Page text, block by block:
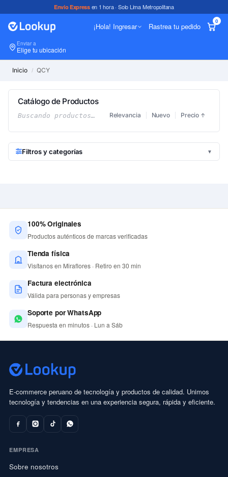
Envío Expressen 1 hora · Solo Lima Metropolitana
¡Hola! Ingresar Rastrea tu pedido
0
Enviar a
Elige tu ubicación
Inicio / QCY
Catálogo de Productos
Buscando productos… Relevancia Nuevo Precio ↑
Filtros y categorías ▼
100% Originales
Productos auténticos de marcas verificadas
Tienda física
Visítanos en Miraflores · Retiro en 30 min
Factura electrónica
Válida para personas y empresas
Soporte por WhatsApp
Respuesta en minutos · Lun a Sáb
E-commerce peruano de tecnología y productos de calidad. Unimos
tecnología y tendencias en una experiencia segura, rápida y eficiente.
EMPRESA
Sobre nosotros